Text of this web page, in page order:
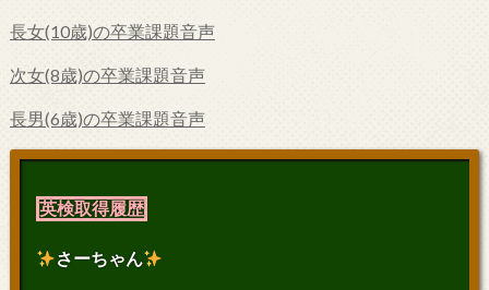
長女(10歳)の卒業課題音声
次女(8歳)の卒業課題音声
長男(6歳)の卒業課題音声
英検取得履歴
さーちゃん